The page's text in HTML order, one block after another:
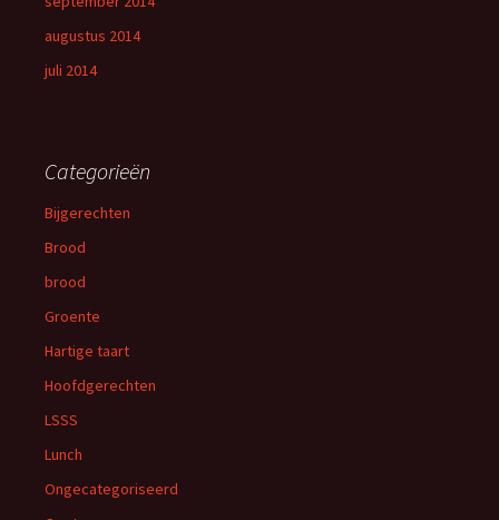
augustus 2014
juli 2014
Categorieën
Bijgerechten
Brood
brood
Groente
Hartige taart
Hoofdgerechten
LSSS
Lunch
Ongecategoriseerd